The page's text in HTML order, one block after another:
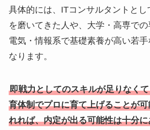
具体的には、ITコンサルタントとし
を磨いてきた人や、大学・高専での
電気・情報系で基礎素養が高い若手
なります。
即戦力としてのスキルが足りなく
育体制でプロに育て上げることが
れれば、内定が出る可能性は十分